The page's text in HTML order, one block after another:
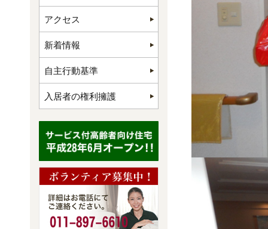
アクセス
新着情報
自主行動基準
入居者の権利擁護